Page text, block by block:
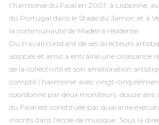
l’harmonie du Faial en 2001: à Lisbonne,
du Portugal dans le Stade du Jamor; et à
la communauté de Madeira résidente.
Du travail constant de ses directeurs
associés et amis a entraîné une croissance
de la collectivité et son amélioration
compté l’harmonie avec vingt-cinq
coordonné par deux moniteurs; douze ans
du Faial est constituée par quarante
inscrits dans l’école de musique. Sous la